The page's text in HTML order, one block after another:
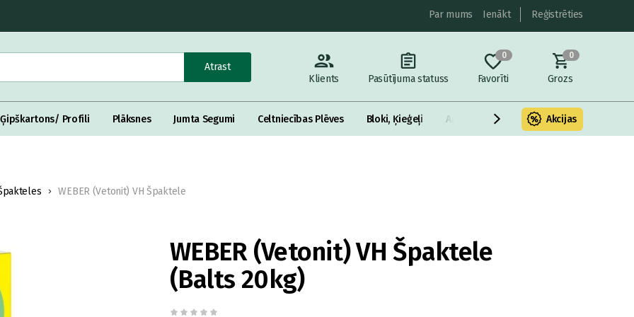
Par mums Ienākt Reģistrēties
Atrast
Klients
Pasūtījuma statuss
0
Favorīti
0
Grozs
Ģipškartons/ Profili Plāksnes Jumta Segumi Celtniecības Plēves Bloki, Ķieģeļi Armatūra un metāls Fasādes
Akcijas
WEBER (Vetonit) VH Špaktele
WEBER (Vetonit) VH Špaktele
(Balts 20kg)